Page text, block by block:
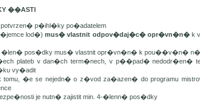
��ASTI
p�ihl�ky po�adatelem
lod�) mus� vlastnit odpov�daj�c� opr�vn�n� k
pos�dky mus� vlastnit opr�vn�n� k pou��v�n�
plateb v dan�ch term�nech, v p��pad� nedodr�en�
vy�adit
tomu, �e se nejedn� o z�vod za�azen� do programu
je nutn� zajistit min. 4-�lenn� pos�dky